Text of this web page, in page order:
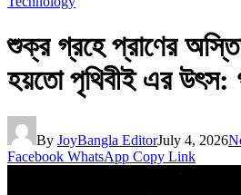
শুক্র গ্রহে প্রাণের
হয়তো পৃথিবীই এর উৎস:
By JoyBangla EditorJuly 4, 2026
Facebook WhatsApp Copy Link